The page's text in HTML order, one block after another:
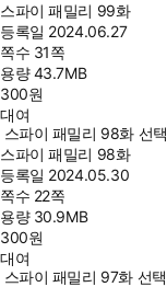
스파이 패밀리 99화
등록일 2024.06.27
쪽수 31쪽
용량43.7MB
300원
대여
스파이 패밀리 98화 선택
스파이 패밀리 98화
등록일 2024.05.30
쪽수 22쪽
용량 30.9MB
300원
대여
스파이 패밀리 97화 선택